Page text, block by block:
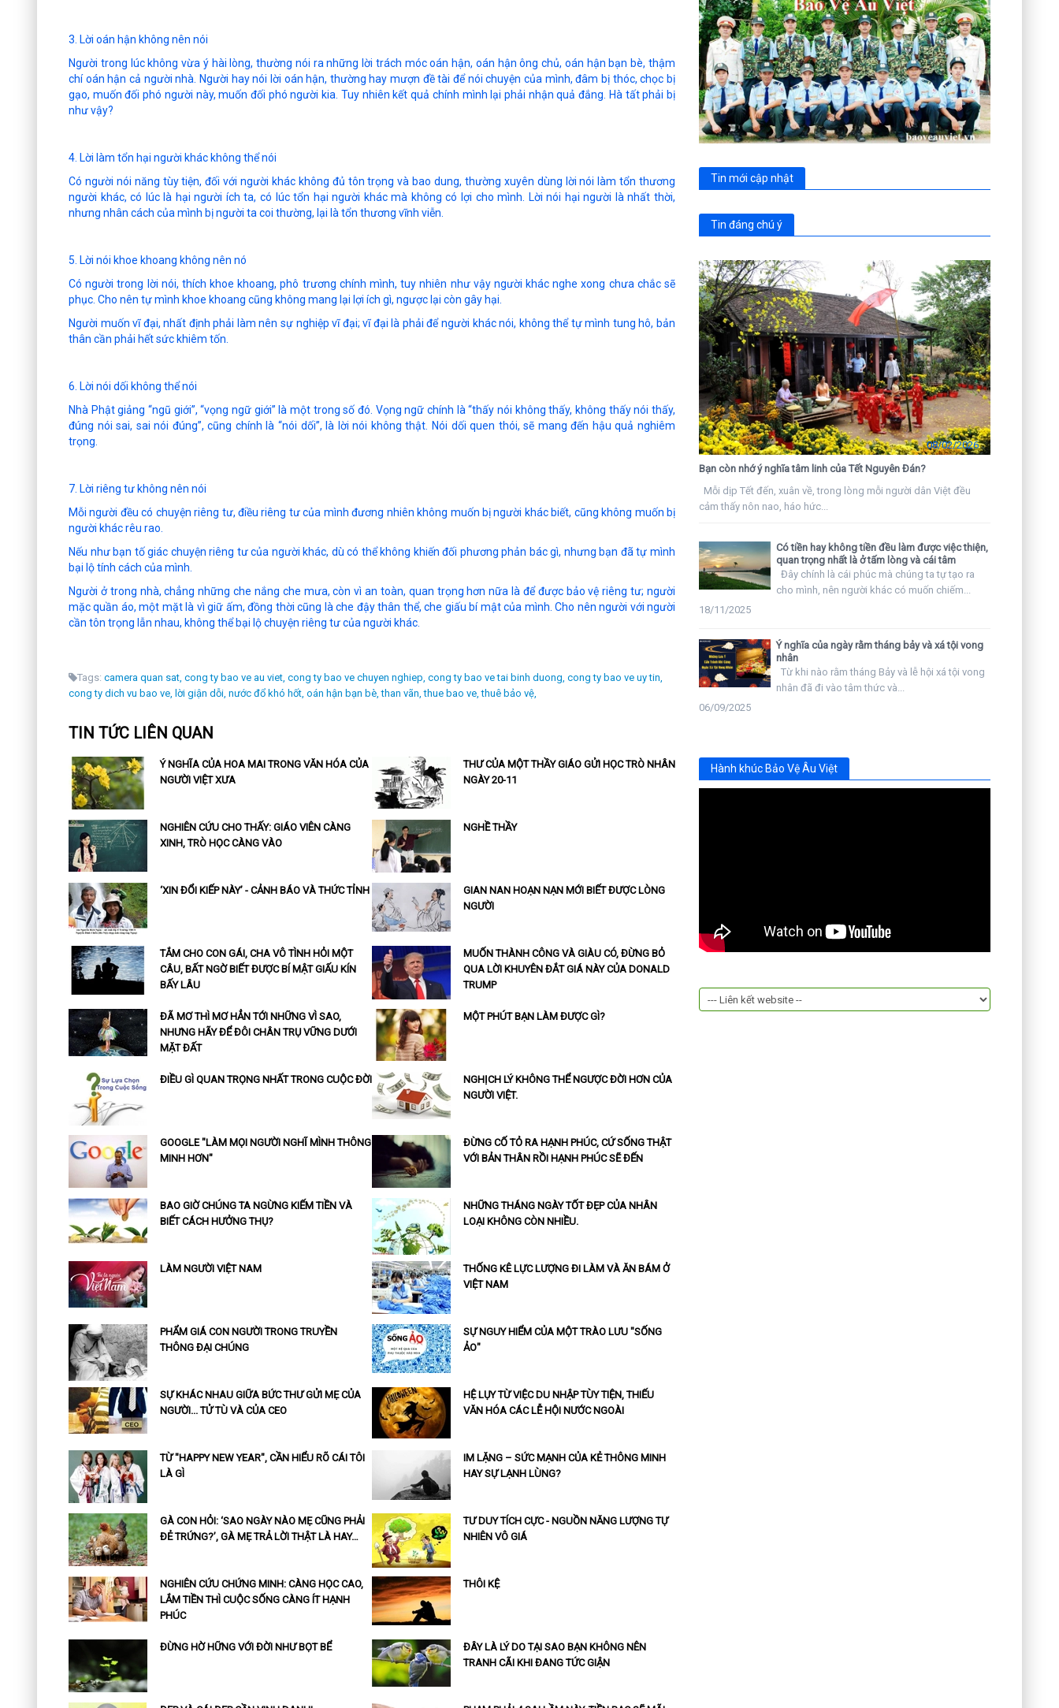
3. Lời oán hận không nên nói
Người trong lúc không vừa ý hài lòng, thường nói ra những lời trách móc oán hận, oán hận ông chủ, oán hận bạn bè, thậm
chí oán hận cả người nhà. Người hay nói lời oán hận, thường hay mượn đề tài để nói chuyện của mình, đâm bị thóc, chọc bị
gạo, muốn đối phó người này, muốn đối phó người kia. Tuy nhiên kết quả chính mình lại phải nhận quả đắng. Hà tất phải bị
như vậy?
4. Lời làm tổn hại người khác không thể nói
Có người nói năng tùy tiện, đối với người khác không đủ tôn trọng và bao dung, thường xuyên dùng lời nói làm tổn thương
người khác, có lúc là hại người ích ta, có lúc tổn hại người khác mà không có lợi cho mình. Lời nói hại người là nhất thời,
nhưng nhân cách của mình bị người ta coi thường, lại là tổn thương vĩnh viễn.
5. Lời nói khoe khoang không nên nó
Có người trong lời nói, thích khoe khoang, phô trương chính mình, tuy nhiên như vậy người khác nghe xong chưa chắc sẽ
phục. Cho nên tự mình khoe khoang cũng không mang lại lợi ích gì, ngược lại còn gây hại.
Người muốn vĩ đại, nhất định phải làm nên sự nghiệp vĩ đại; vĩ đại là phải để người khác nói, không thể tự mình tung hô, bản
thân cần phải hết sức khiêm tốn.
6. Lời nói dối không thể nói
Nhà Phật giảng “ngũ giới”, “vọng ngữ giới” là một trong số đó. Vọng ngữ chính là “thấy nói không thấy, không thấy nói thấy,
đúng nói sai, sai nói đúng”, cũng chính là “nói dối”, là lời nói không thật. Nói dối quen thói, sẽ mang đến hậu quả nghiêm
trọng.
7. Lời riêng tư không nên nói
Mỗi người đều có chuyện riêng tư, điều riêng tư của mình đương nhiên không muốn bị người khác biết, cũng không muốn bị
người khác rêu rao.
Nếu như bạn tố giác chuyện riêng tư của người khác, dù có thể không khiến đối phương phản bác gì, nhưng bạn đã tự mình
bại lộ tính cách của mình.
Người ở trong nhà, chẳng những che nắng che mưa, còn vì an toàn, quan trọng hơn nữa là để được bảo vệ riêng tư; người
mặc quần áo, một mặt là vì giữ ấm, đồng thời cũng là che đậy thân thể, che giấu bí mật của mình. Cho nên người với người
cần tôn trọng lẫn nhau, không thể bại lộ chuyện riêng tư của người khác.
Tags: camera quan sat, cong ty bao ve au viet, cong ty bao ve chuyen nghiep, cong ty bao ve tai binh duong, cong ty bao ve uy tin,
cong ty dich vu bao ve, lời giận dỗi, nước đổ khó hốt, oán hận bạn bè, than vãn, thue bao ve, thuê bảo vệ,
TIN TỨC LIÊN QUAN
Ý NGHĨA CỦA HOA MAI TRONG VĂN HÓA CỦA
NGƯỜI VIỆT XƯA
THƯ CỦA MỘT THẦY GIÁO GỬI HỌC TRÒ NHÂN
NGÀY 20-11
NGHIÊN CỨU CHO THẤY: GIÁO VIÊN CÀNG
XINH, TRÒ HỌC CÀNG VÀO
NGHỀ THẦY
‘XIN ĐỔI KIẾP NÀY’ - CẢNH BÁO VÀ THỨC TỈNH
GIAN NAN HOẠN NẠN MỚI BIẾT ĐƯỢC LÒNG
NGƯỜI
TẮM CHO CON GÁI, CHA VÔ TÌNH HỎI MỘT
CÂU, BẤT NGỜ BIẾT ĐƯỢC BÍ MẬT GIẤU KÍN
BẤY LÂU
MUỐN THÀNH CÔNG VÀ GIÀU CÓ, ĐỪNG BỎ
QUA LỜI KHUYÊN ĐẮT GIÁ NÀY CỦA DONALD
TRUMP
ĐÃ MƠ THÌ MƠ HẲN TỚI NHỮNG VÌ SAO,
NHƯNG HÃY ĐỂ ĐÔI CHÂN TRỤ VỮNG DƯỚI
MẶT ĐẤT
MỘT PHÚT BẠN LÀM ĐƯỢC GÌ?
ĐIỀU GÌ QUAN TRỌNG NHẤT TRONG CUỘC ĐỜI
NGHỊCH LÝ KHÔNG THỂ NGƯỢC ĐỜI HƠN CỦA
NGƯỜI VIỆT.
GOOGLE "LÀM MỌI NGƯỜI NGHĨ MÌNH THÔNG
MINH HƠN"
ĐỪNG CỐ TỎ RA HẠNH PHÚC, CỨ SỐNG THẬT
VỚI BẢN THÂN RỒI HẠNH PHÚC SẼ ĐẾN
BAO GIỜ CHÚNG TA NGỪNG KIẾM TIỀN VÀ
BIẾT CÁCH HƯỞNG THỤ?
NHỮNG THÁNG NGÀY TỐT ĐẸP CỦA NHÂN
LOẠI KHÔNG CÒN NHIỀU.
LÀM NGƯỜI VIỆT NAM
THỐNG KÊ LỰC LƯỢNG ĐI LÀM VÀ ĂN BÁM Ở
VIỆT NAM
PHẨM GIÁ CON NGƯỜI TRONG TRUYỀN
THÔNG ĐẠI CHÚNG
SỰ NGUY HIỂM CỦA MỘT TRÀO LƯU "SỐNG
ẢO"
SỰ KHÁC NHAU GIỮA BỨC THƯ GỬI MẸ CỦA
NGƯỜI... TỬ TÙ VÀ CỦA CEO
HỆ LỤY TỪ VIỆC DU NHẬP TÙY TIỆN, THIẾU
VĂN HÓA CÁC LỄ HỘI NƯỚC NGOÀI
TỪ "HAPPY NEW YEAR", CẦN HIỂU RÕ CÁI TÔI
LÀ GÌ
IM LẶNG – SỨC MẠNH CỦA KẺ THÔNG MINH
HAY SỰ LẠNH LÙNG?
GÀ CON HỎI: ‘SAO NGÀY NÀO MẸ CŨNG PHẢI
ĐẺ TRỨNG?’, GÀ MẸ TRẢ LỜI THẬT LÀ HAY…
TƯ DUY TÍCH CỰC - NGUỒN NĂNG LƯỢNG TỰ
NHIÊN VÔ GIÁ
NGHIÊN CỨU CHỨNG MINH: CÀNG HỌC CAO,
LẮM TIỀN THÌ CUỘC SỐNG CÀNG ÍT HẠNH
PHÚC
THÔI KỆ
ĐỪNG HỜ HỮNG VỚI ĐỜI NHƯ BỌT BỂ
ĐÂY LÀ LÝ DO TẠI SAO BẠN KHÔNG NÊN
TRANH CÃI KHI ĐANG TỨC GIẬN
Tin mới cập nhật
Tin đáng chú ý
Bạn còn nhớ ý nghĩa tâm linh của Tết Nguyên Đán?
08/02/2026
Mỗi dịp Tết đến, xuân về, trong lòng mỗi người dân Việt đều
cảm thấy nôn nao, háo hức...
Có tiền hay không tiền đều làm được việc thiện,
quan trọng nhất là ở tấm lòng và cái tâm
Đây chính là cái phúc mà chúng ta tự tạo ra
cho mình, nên người khác có muốn chiếm...
18/11/2025
Ý nghĩa của ngày rằm tháng bảy và xá tội vong
nhân
Từ khi nào rằm tháng Bảy và lễ hội xá tội vong
nhân đã đi vào tâm thức và...
06/09/2025
Hành khúc Bảo Vệ Âu Việt